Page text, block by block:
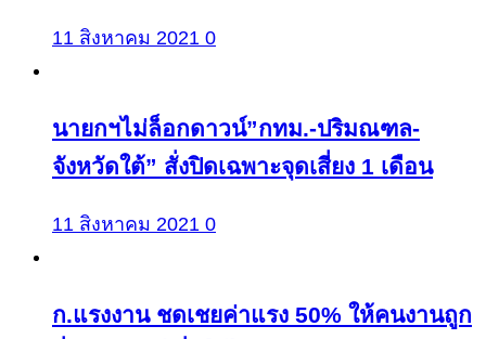
11 สิงหาคม 2021 0
นายกฯไม่ล็อกดาวน์”กทม.-ปริมณฑล-
จังหวัดใต้” สั่งปิดเฉพาะจุดเสี่ยง 1 เดือน
11 สิงหาคม 2021 0
ก.แรงงาน ชดเชยค่าแรง 50% ให้คนงานถูก